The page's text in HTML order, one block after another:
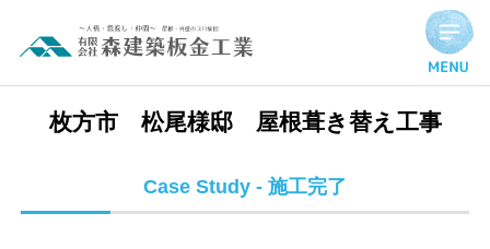
枚方市 松尾様邸 屋根葺き替え工事 | 施工完了実績
枚方市 松尾様邸 屋根葺き替え工事
Case Study - 施工完了